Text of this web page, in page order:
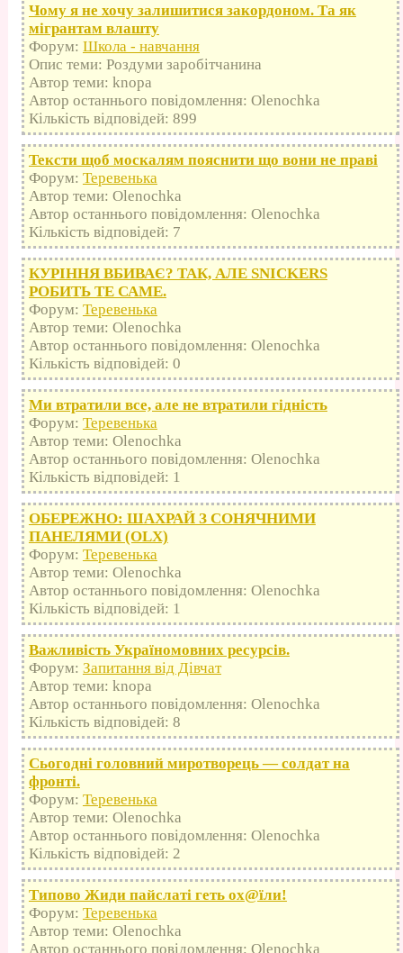
Чому я не хочу залишитися закордоном. Та як
мігрантам влашту
Форум: Школа - навчання
Опис теми: Роздуми заробітчанина
Автор теми: knopa
Автор останнього повідомлення: Olenochka
Кількість відповідей: 899
Тексти щоб москалям пояснити що вони не праві
Форум: Теревенька
Автор теми: Olenochka
Автор останнього повідомлення: Olenochka
Кількість відповідей: 7
КУРІННЯ ВБИВАЄ? ТАК, АЛЕ SNICKERS
РОБИТЬ ТЕ САМЕ.
Форум: Теревенька
Автор теми: Olenochka
Автор останнього повідомлення: Olenochka
Кількість відповідей: 0
Ми втратили все, але не втратили гідність
Форум: Теревенька
Автор теми: Olenochka
Автор останнього повідомлення: Olenochka
Кількість відповідей: 1
ОБЕРЕЖНО: ШАХРАЙ З СОНЯЧНИМИ
ПАНЕЛЯМИ (OLX)
Форум: Теревенька
Автор теми: Olenochka
Автор останнього повідомлення: Olenochka
Кількість відповідей: 1
Важливість Україномовних ресурсів.
Форум: Запитання від Дівчат
Автор теми: knopa
Автор останнього повідомлення: Olenochka
Кількість відповідей: 8
Сьогодні головний миротворець — солдат на
фронті.
Форум: Теревенька
Автор теми: Olenochka
Автор останнього повідомлення: Olenochka
Кількість відповідей: 2
Типово Жиди пайслаті геть оx@їли!
Форум: Теревенька
Автор теми: Olenochka
Автор останнього повідомлення: Olenochka